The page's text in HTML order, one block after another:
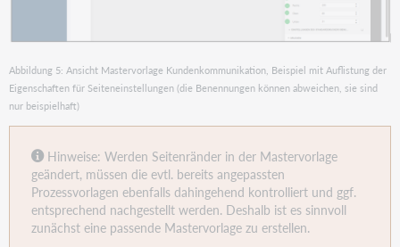
Abbildung 5: Ansicht Mastervorlage Kundenkommunikation, Beispiel mit Auflistung der
Eigenschaften für Seiteneinstellungen (die Benennungen können abweichen, sie sind
nur beispielhaft)
Hinweise: Werden Seitenränder in der Mastervorlage
geändert, müssen die evtl. bereits angepassten
Prozessvorlagen ebenfalls dahingehend kontrolliert und ggf.
entsprechend nachgestellt werden. Deshalb ist es sinnvoll
zunächst eine passende Mastervorlage zu erstellen.